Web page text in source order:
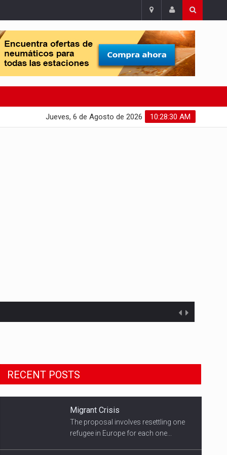
10:28:31 AM
Jueves, 6 de Agosto de 2026
RECENT POSTSThe proposal involves resettling one
refugee in Europe for each one...
Smith's Team
US Democratic presidential candidate
speaks with supporters...